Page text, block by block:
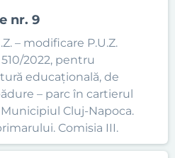
nr. 9
– modificare P.U.Z.
2022, pentru
educațională, de
– parc în cartierul
Cluj-Napoca.
Comisia III.